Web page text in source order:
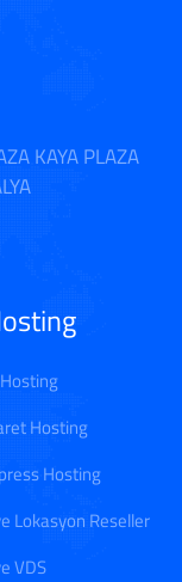
KAYA PLAZA
Hosting
Hosting
Lokasyon Reseller
VDS